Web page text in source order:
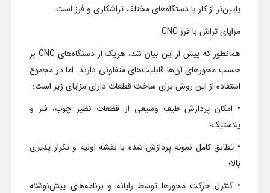
پایین‌تر از کار با دستگاه‌های مختلف تراشکاری و فرز است.
مزایای تراش با فرز CNC
همانطور که پیش از این بیان شد، هریک از دستگاه‌های CNC بر
حسب محورهای آن‌ها قابلیت‌های متفاوتی دارند. اما در مجموع
استفاده از این روش برای ساخت قطعات دارای مزایای زیر است:
• امکان پردازش طیف وسیعی از قطعات نظیر چوب، فلز و
پلاستیک؛
• تطابق کامل نمونه پردازش شده با نقشه اولیه و تکرار پذیری
بالا؛
• کنترل حرکت محورها توسط رایانه و برنامه‌های پیش‌نوشته